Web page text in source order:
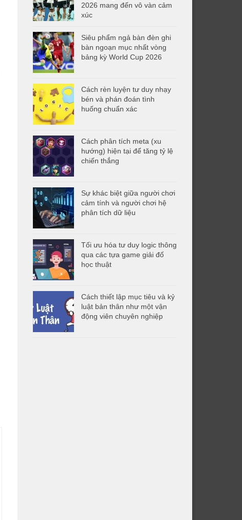
2026 mang đến vô vàn cảm
xúc
Siêu phẩm ngả bàn đèn ghi
bàn ngoạn mục nhất vòng
bảng kỳ World Cup 2026
Cách rèn luyện tư duy nhạy
bén và phán đoán tình
huống chuẩn xác
Cách phân tích meta (xu
hướng) hiện tại để tăng tỷ lệ
chiến thắng
Sự khác biệt giữa người chơi
cảm tính và người chơi hệ
phân tích dữ liệu
Tối ưu hóa tư duy logic thông
qua các tựa game giải đố
học thuật
Cách thiết lập mục tiêu và kỷ
luật bản thân như một vận
động viên chuyên nghiệp